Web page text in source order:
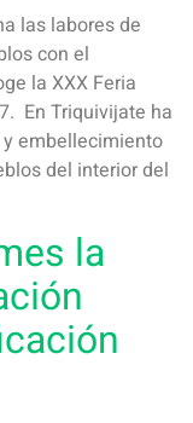
las labores de
con el
la XXX Feria
En Triquivijate ha
embellecimiento
del interior del
la